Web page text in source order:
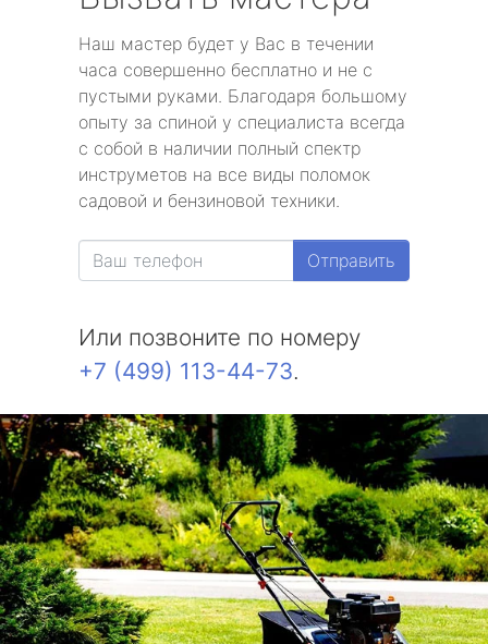
Наш мастер будет у Вас в течении
часа совершенно бесплатно и не с
пустыми руками. Благодаря большому
опыту за спиной у специалиста всегда
с собой в наличии полный спектр
инструметов на все виды поломок
садовой и бензиновой техники.
Отправить
Или позвоните по номеру
+7 (499) 113-44-73.